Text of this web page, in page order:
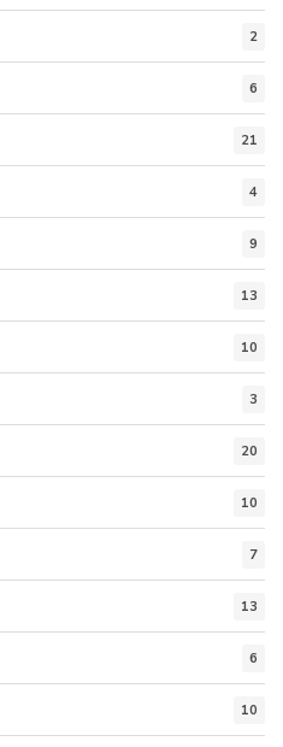
2
6
21
4
9
13
10
3
20
10
7
13
6
10